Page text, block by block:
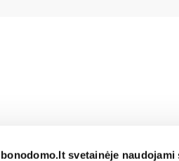
bonodomo.lt svetainėje naudojami